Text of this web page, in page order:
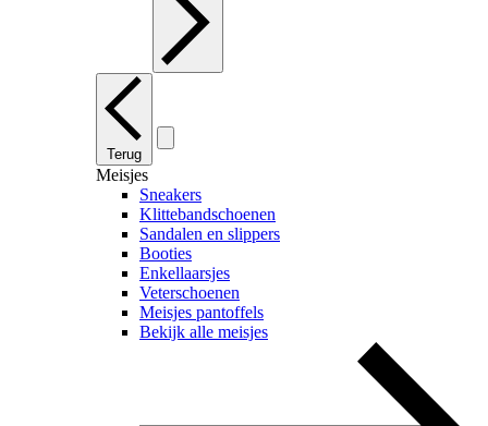
Terug
Meisjes
Sneakers
Klittebandschoenen
Sandalen en slippers
Booties
Enkellaarsjes
Veterschoenen
Meisjes pantoffels
Bekijk alle meisjes